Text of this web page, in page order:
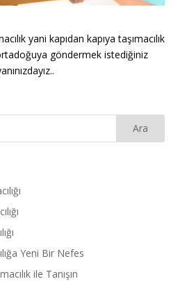
yani kapıdan kapıya taşımacılık
göndermek istediğiniz
Yeni Bir Nefes
ile Tanışın